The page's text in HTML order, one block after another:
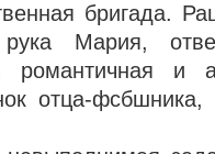
бригада.
Мария,
романтичная и
отца-